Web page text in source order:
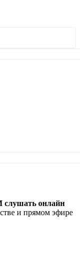
слушать онлайн
и прямом эфире